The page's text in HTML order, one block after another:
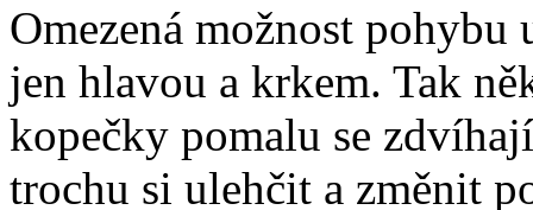
Omezená možnost
jen hlavou a krkem. Tak
kopečky pomalu se
trochu si ulehčit a změnit